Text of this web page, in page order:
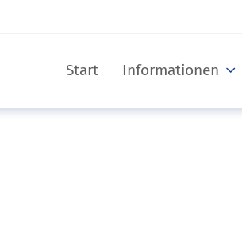
Start Informationen